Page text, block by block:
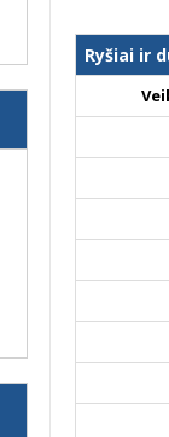
Ryšiai ir